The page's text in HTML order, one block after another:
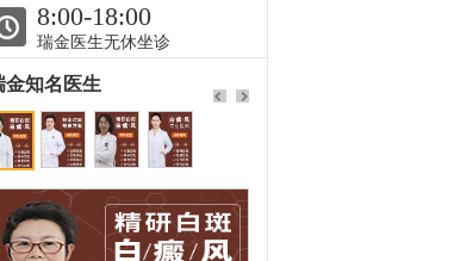
8:00-18:00
瑞金医生无休坐诊
金知名医生